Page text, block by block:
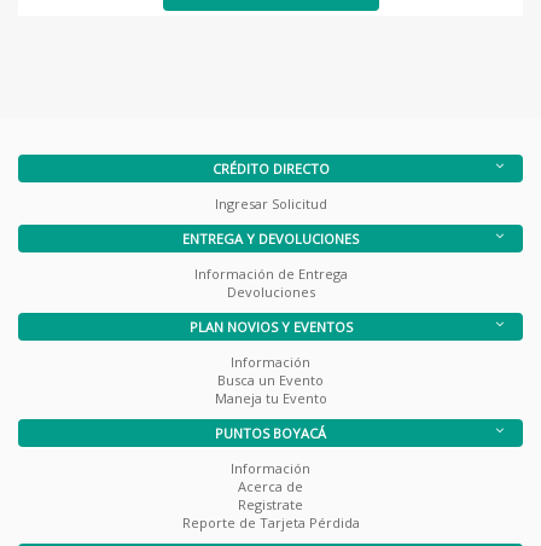
CRÉDITO DIRECTO
Ingresar Solicitud
ENTREGA Y DEVOLUCIONES
Información de Entrega
Devoluciones
PLAN NOVIOS Y EVENTOS
Información
Busca un Evento
Maneja tu Evento
PUNTOS BOYACÁ
Información
Acerca de
Registrate
Reporte de Tarjeta Pérdida